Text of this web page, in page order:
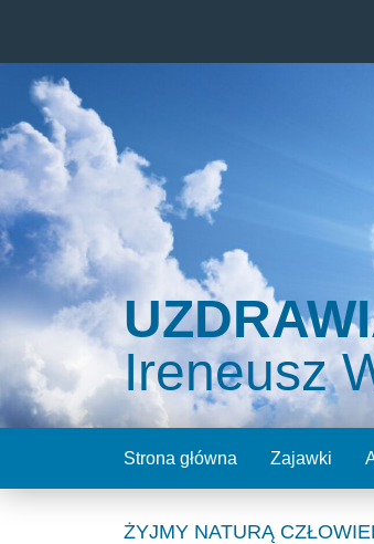
Ireneusz
Strona główna Zajawki
ŻYJMY NATURĄ